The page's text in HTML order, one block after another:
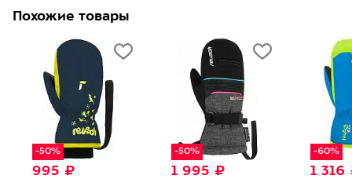
Похожие товары
-50%
995 ₽
-50%
1 995 ₽
-60%
1 316